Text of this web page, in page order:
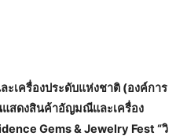
ครื่องประดับแห่งชาติ (องค์การ
สดงสินค้าอัญมณีและเครื่อง
Gems & Jewelry Fest “วิ